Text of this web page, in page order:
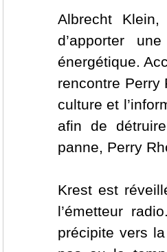
Albrecht
d’apporter
énergétique.
rencontre Perry
culture et
afin de
panne, Perry
Krest est
l’émetteur
précipite vers